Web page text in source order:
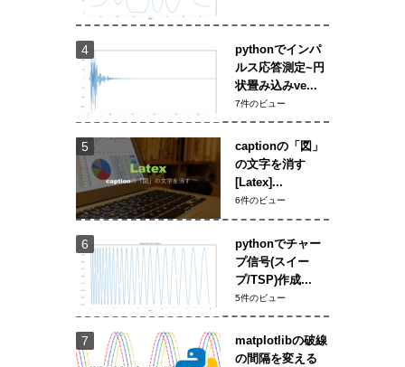
pythonでインパ
ルス応答測定~円
状畳み込みve...
7件のビュー
captionの「図」
の文字を消す
[Latex]...
6件のビュー
pythonでチャー
プ信号(スイー
プ/TSP)作成...
5件のビュー
matplotlibの破線
の間隔を変える